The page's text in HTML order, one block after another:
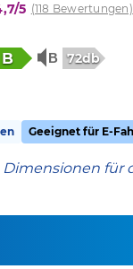
5 (118 Bewertungen)
B 72db
Geeignet für E-
für